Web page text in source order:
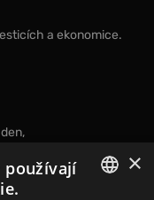
a ekonomice.
×
používají